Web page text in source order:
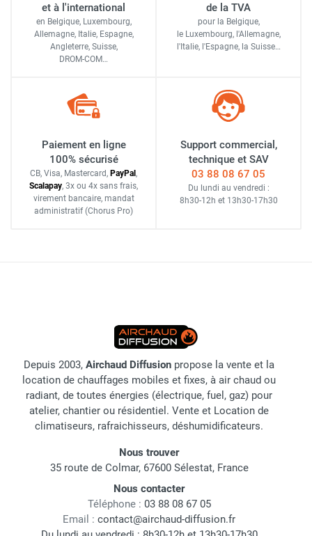
et à l'international
en Belgique, Luxembourg,
Allemagne, Italie, Espagne,
Angleterre, Suisse,
DROM-COM…
de la TVA
pour la Belgique,
le Luxembourg, l'Allemagne,
l'Italie, l'Espagne, la Suisse…
Paiement en ligne
100% sécurisé
CB, Visa, Mastercard, PayPal ,
Scalapay, 3x ou 4x sans frais,
virement bancaire, mandat
administratif (Chorus Pro)
Support commercial,
technique et SAV
03 88 08 67 05
Du lundi au vendredi :
8h30-12h et 13h30-17h30
Depuis 2003, Airchaud Diffusion propose la vente et la
location de chauffages mobiles et fixes, à air chaud ou
radiant, de toutes énergies (électrique, fuel, gaz) pour
atelier, chantier ou résidentiel. Vente et Location de
climatiseurs, rafraichisseurs, déshumidificateurs.
Nous trouver
35 route de Colmar, 67600 Sélestat, France
Nous contacter
Téléphone : 03 88 08 67 05
Email : contact@airchaud-diffusion.fr